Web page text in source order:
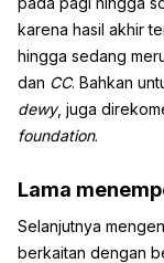
karena hasil akhir
hingga sedang
dan CC. Bahkan
dewy, juga
foundation.
Lama
Selanjutnya
berkaitan dengan